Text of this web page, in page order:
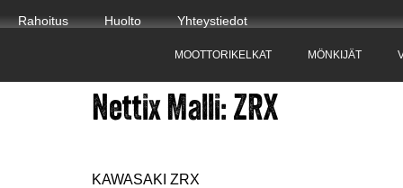
Rahoitus Huolto Yhteystiedot
MOOTTORIKELKAT MÖNKIJÄT
Nettix Malli: ZRX
KAWASAKI ZRX